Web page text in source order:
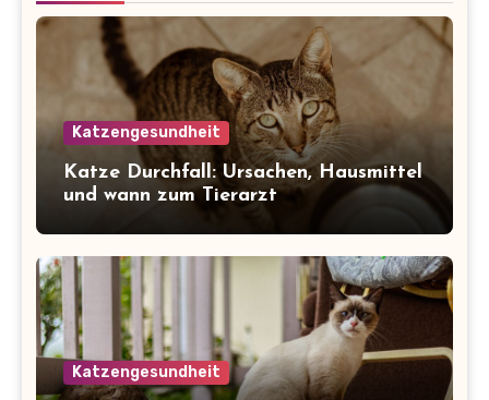
Katzengesundheit
Katze Durchfall: Ursachen, Hausmittel
und wann zum Tierarzt
Katzengesundheit